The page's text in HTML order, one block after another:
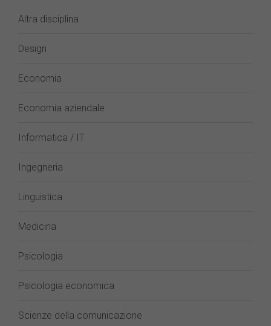
Altra disciplina
Design
Economia
Economia aziendale
Informatica / IT
Ingegneria
Linguistica
Medicina
Psicologia
Psicologia economica
Scienze della comunicazione